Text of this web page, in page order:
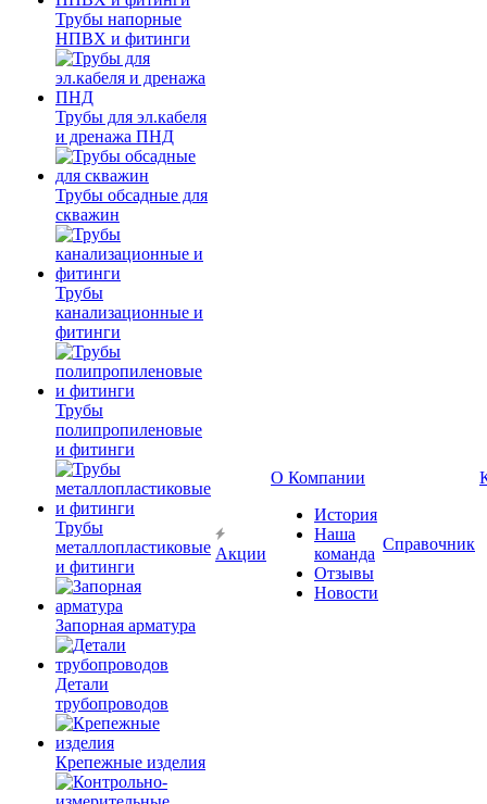
Трубы напорные
НПВХ и фитинги
Трубы для эл.кабеля
и дренажа ПНД
Трубы обсадные для
скважин
Трубы
канализационные и
фитинги
Трубы
полипропиленовые
и фитинги
Трубы
металлопластиковые
и фитинги
Запорная арматура
Детали
трубопроводов
Крепежные изделия
Акции
О Компании
История
Наша
команда
Отзывы
Новости
Справочник